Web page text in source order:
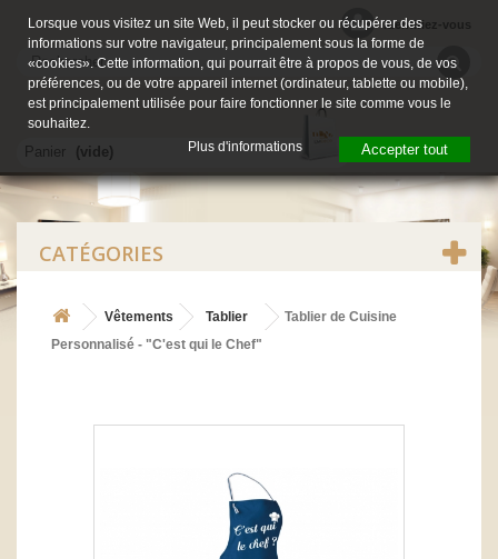
Identifiez-vous
Panier (vide)
CATÉGORIES
Vêtements Tablier
Tablier de Cuisine
Personnalisé - "C'est qui le Chef"
Lorsque vous visitez un site Web, il peut stocker ou récupérer des
informations sur votre navigateur, principalement sous la forme de
«cookies». Cette information, qui pourrait être à propos de vous, de vos
préférences, ou de votre appareil internet (ordinateur, tablette ou mobile),
est principalement utilisée pour faire fonctionner le site comme vous le
souhaitez.
Plus d'informations
Accepter tout